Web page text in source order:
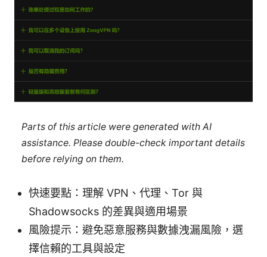
Parts of this article were generated with AI
assistance. Please double-check important details
before relying on them.
快速要點：理解 VPN、代理、Tor 與
Shadowsocks 的差異與適用場景
風險提示：避免惡意服務與數據洩漏風險，選
擇信賴的工具與設定